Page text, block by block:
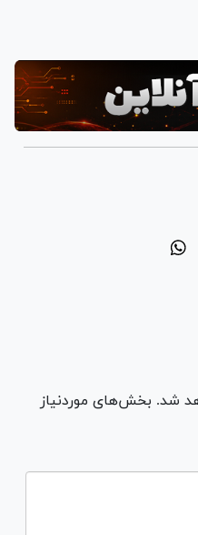
شد. بخش‌های موردنیاز